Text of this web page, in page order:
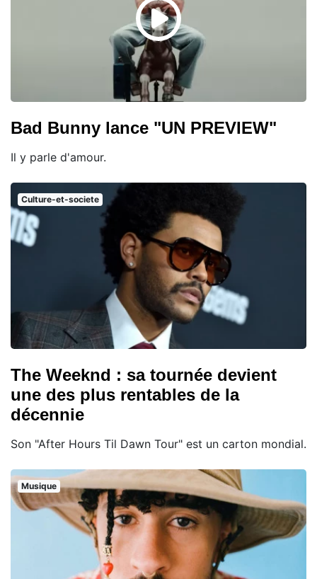
Bad Bunny lance "UN PREVIEW"
Il y parle d'amour.
Culture-et-societe
The Weeknd : sa tournée devient
une des plus rentables de la
décennie
Son "After Hours Til Dawn Tour" est un carton mondial.
Musique